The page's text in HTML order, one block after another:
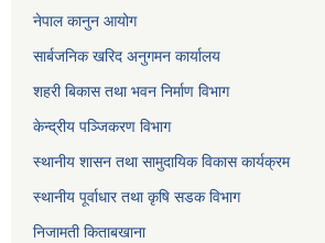
नेपाल कानुन आयोग
सार्बजनिक खरिद अनुगमन कार्यालय
शहरी बिकास तथा भवन निर्माण विभाग
केन्द्रीय पञ्जिकरण विभाग
स्थानीय शासन तथा सामुदायिक विकास कार्यक्रम
स्थानीय पूर्वाधार तथा कृषि सडक विभाग
निजामती किताबखाना